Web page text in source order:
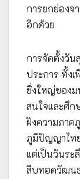
การยกย่องจ
อีกด้วย
การจัดตั้งวั
ประการ ทั้ง
ยิ่งใหญ่ของม
สนใจและศึก
ฝังความภาค
ภูมิปัญญาไท
แต่เป็นวันระ
สืบทอดวัฒน